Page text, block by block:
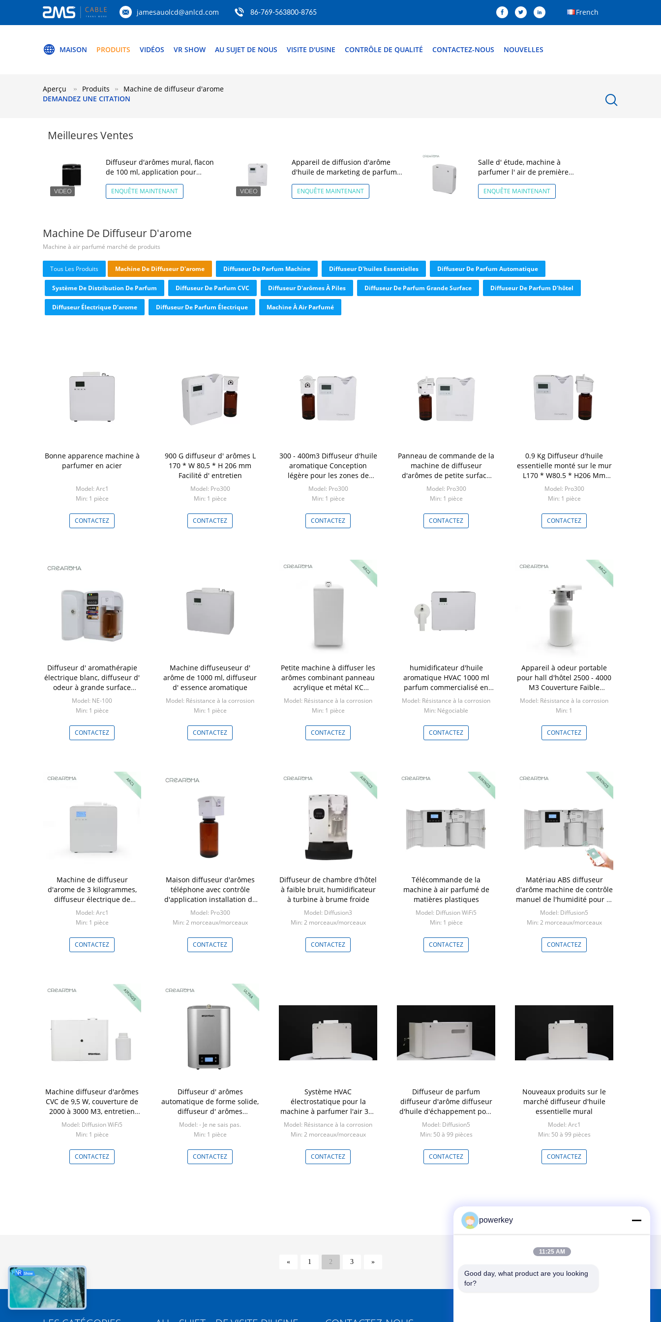
jamesauolcd@anlcd.com 86-769-563800-8765 French
MAISON PRODUITS VIDÉOS VR SHOW AU SUJET DE NOUS VISITE D'USINE CONTRÔLE DE QUALITÉ CONTACTEZ-NOUS NOUVELLES
DEMANDEZ UNE CITATION
Aperçu Produits Machine de diffuseur d'arome
Meilleures Ventes
Diffuseur d'arômes mural, flacon
de 100 ml, application pour
chambre d'hôtel Crearoma
ENQUÊTE MAINTENANT
Appareil de diffusion d'arôme
d'huile de marketing de parfums
Blanc 300 ml Purificateur d'air
Contrôle d'application Wifi
ENQUÊTE MAINTENANT
Salle d' étude, machine à
parfumer l' air de première
classe, diffuseur d' arôme
électrique 35dba bruit
ENQUÊTE MAINTENANT
Machine De Diffuseur D'arome
Machine à air parfumé marché de produits
Tous Les Produits Machine De Diffuseur D'arome Diffuseur De Parfum Machine Diffuseur D'huiles Essentielles Diffuseur De Parfum Automatique
Système De Distribution De Parfum Diffuseur De Parfum CVC Diffuseur D'arômes À Piles Diffuseur De Parfum Grande Surface Diffuseur De Parfum D'hôtel
Diffuseur Électrique D'arome Diffuseur De Parfum Électrique Machine À Air Parfumé
Bonne apparence machine à
parfumer en acier
Model: Arc1
Min: 1 pièce
CONTACTEZ
900 G diffuseur d' arômes L
170 * W 80,5 * H 206 mm
Facilité d' entretien
Model: Pro300
Min: 1 pièce
CONTACTEZ
300 - 400m3 Diffuseur d'huile
aromatique Conception
légère pour les zones de
consommation publique
Model: Pro300
Min: 1 pièce
CONTACTEZ
Panneau de commande de la
machine de diffuseur
d'arômes de petite surface
APP Moins de 30 Dba bruit
Model: Pro300
Min: 1 pièce
CONTACTEZ
0.9 Kg Diffuseur d'huile
essentielle monté sur le mur
L170 * W80.5 * H206 Mm
Contrôle WIFI
Model: Pro300
Min: 1 pièce
CONTACTEZ
Diffuseur d' aromathérapie
électrique blanc, diffuseur d'
odeur à grande surface
Longue durée de vie
Model: NE-100
Min: 1 pièce
CONTACTEZ
Machine diffuseuseur d'
arôme de 1000 ml, diffuseur
d' essence aromatique
Model: Résistance à la corrosion
Min: 1 pièce
CONTACTEZ
Petite machine à diffuser les
arômes combinant panneau
acrylique et métal KC
approuvé
Model: Résistance à la corrosion
Min: 1 pièce
CONTACTEZ
humidificateur d'huile
aromatique HVAC 1000 ml
parfum commercialisé en
acier inoxydable blanc
Model: Résistance à la corrosion
Min: Négociable
CONTACTEZ
Appareil à odeur portable
pour hall d'hôtel 2500 - 4000
M3 Couverture Faible
consommation d'huile
Model: Résistance à la corrosion
Min: 1
CONTACTEZ
Machine de diffuseur
d'arome de 3 kilogrammes,
diffuseur électrique de
parfum avec la bouteille de
500 ml
Model: Arc1
Min: 1 pièce
CONTACTEZ
Maison diffuseur d'arômes
téléphone avec contrôle
d'application installation de
table
Model: Pro300
Min: 2 morceaux/morceaux
CONTACTEZ
Diffuseur de chambre d'hôtel
à faible bruit, humidificateur
à turbine à brume froide
Model: Diffusion3
Min: 2 morceaux/morceaux
CONTACTEZ
Télécommande de la
machine à air parfumé de
matières plastiques
Model: Diffusion WiFi5
Min: 1 pièce
CONTACTEZ
Matériau ABS diffuseur
d'arôme machine de contrôle
manuel de l'humidité pour le
centre commercial
Model: Diffusion5
Min: 2 morceaux/morceaux
CONTACTEZ
Machine diffuseur d'arômes
CVC de 9,5 W, couverture de
2000 à 3000 M3, entretien
facile
Model: Diffusion WiFi5
Min: 1 pièce
CONTACTEZ
Diffuseur d' arômes
automatique de forme solide,
diffuseur d' arômes
commercial
Model: - Je ne sais pas.
Min: 1 pièce
CONTACTEZ
Système HVAC
électrostatique pour la
machine à parfumer l'air 343
* 182 * 395 mm Taille de
l'emballage
Model: Résistance à la corrosion
Min: 2 morceaux/morceaux
CONTACTEZ
Diffuseur de parfum
diffuseur d'arôme diffuseur
d'huile d'échappement pour
bâtiments commerciaux
Model: Diffusion5
Min: 50 à 99 pièces
CONTACTEZ
Nouveaux produits sur le
marché diffuseur d'huile
essentielle mural
Model: Arc1
Min: 50 à 99 pièces
CONTACTEZ
« 1 2 3 »
powerkey
11:25 AM
Good day, what product are you looking
for?